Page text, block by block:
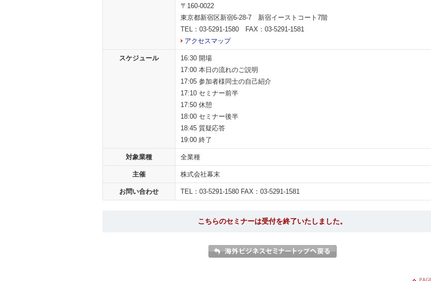
〒160-0022
東京都新宿区新宿6-28-7 新宿イーストコート7階
TEL：03-5291-1580 FAX：03-5291-1581
アクセスマップ
スケジュール
16:30 開場
17:00 本日の流れのご説明
17:05 参加者様同士の自己紹介
17:10 セミナー前半
17:50 休憩
18:00 セミナー後半
18:45 質疑応答
19:00 終了
対象業種 全業種
主催 株式会社幕末
お問い合わせ TEL：03-5291-1580 FAX：03-5291-1581
こちらのセミナーは受付を終了いたしました。